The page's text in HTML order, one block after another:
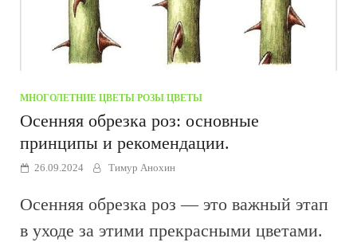
МНОГОЛЕТНИЕ ЦВЕТЫ РОЗЫ ЦВЕТЫ
Осенняя обрезка роз: основные
принципы и рекомендации.
26.09.2024 Тимур Анохин
Осенняя обрезка роз — это важный этап
в уходе за этими прекрасными цветами.